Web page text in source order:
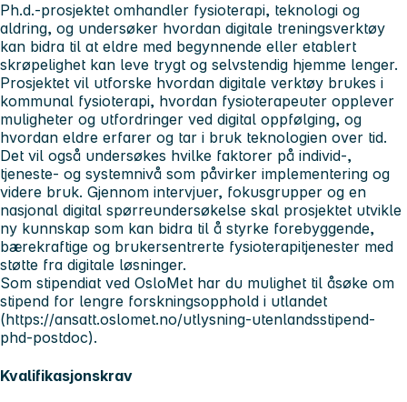
Ph.d.-prosjektet omhandler fysioterapi, teknologi og
aldring, og undersøker hvordan digitale treningsverktøy
kan bidra til at eldre med begynnende eller etablert
skrøpelighet kan leve trygt og selvstendig hjemme lenger.
Prosjektet vil utforske hvordan digitale verktøy brukes i
kommunal fysioterapi, hvordan fysioterapeuter opplever
muligheter og utfordringer ved digital oppfølging, og
hvordan eldre erfarer og tar i bruk teknologien over tid.
Det vil også undersøkes hvilke faktorer på individ-,
tjeneste- og systemnivå som påvirker implementering og
videre bruk. Gjennom intervjuer, fokusgrupper og en
nasjonal digital spørreundersøkelse skal prosjektet utvikle
ny kunnskap som kan bidra til å styrke forebyggende,
bærekraftige og brukersentrerte fysioterapitjenester med
støtte fra digitale løsninger.
Som stipendiat ved OsloMet har du mulighet til åsøke om
stipend for lengre forskningsopphold i utlandet
(https://ansatt.oslomet.no/utlysning-utenlandsstipend-
phd-postdoc).
Kvalifikasjonskrav